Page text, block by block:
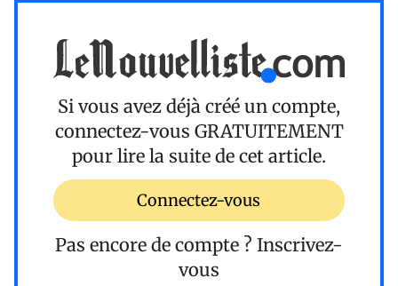
Si vous avez déjà créé un compte,
connectez-vous GRATUITEMENT
pour lire la suite de cet article.
Connectez-vous
Pas encore de compte ? Inscrivez-
vous